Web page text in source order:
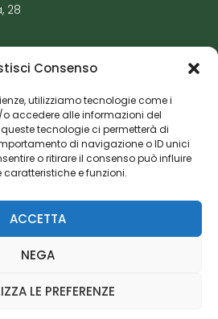
Consenso
utilizziamo tecnologie come i
accedere alle informazioni del
tecnologie ci permetterà di
di navigazione o ID unici
o ritirare il consenso può influire
e funzioni.
ACCETTA
NEGA
LE PREFERENZE
28